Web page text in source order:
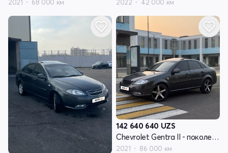
2021 68 000 км 2022 42 000 км
142 640 640 UZS
Chevrolet Gentra II - поколение
2021 86 000 км